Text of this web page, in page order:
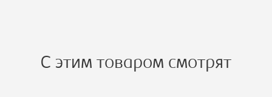
С этим товаром смотрят